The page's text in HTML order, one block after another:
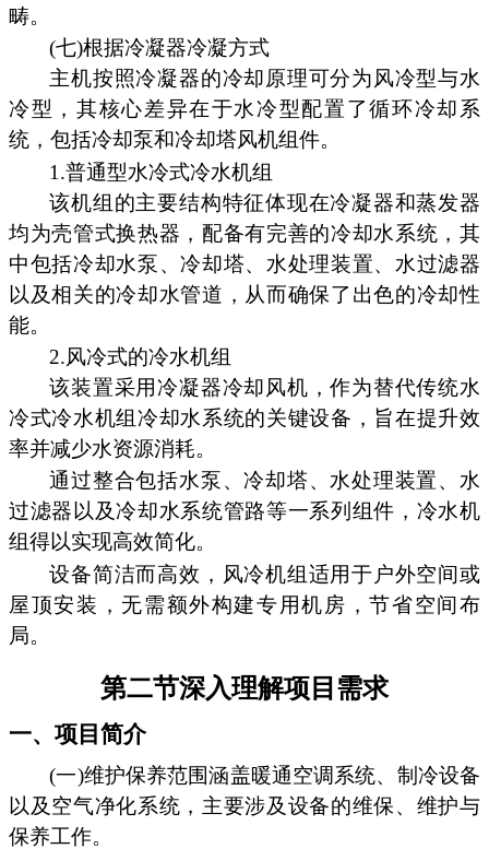
畴。
(七)根据冷凝器冷凝方式
主机按照冷凝器的冷却原理可分为风冷型与水
冷型，其核心差异在于水冷型配置了循环冷却系
统，包括冷却泵和冷却塔风机组件。
1.普通型水冷式冷水机组
该机组的主要结构特征体现在冷凝器和蒸发器
均为壳管式换热器，配备有完善的冷却水系统，其
中包括冷却水泵、冷却塔、水处理装置、水过滤器
以及相关的冷却水管道，从而确保了出色的冷却性
能。
2.风冷式的冷水机组
该装置采用冷凝器冷却风机，作为替代传统水
冷式冷水机组冷却水系统的关键设备，旨在提升效
率并减少水资源消耗。
通过整合包括水泵、冷却塔、水处理装置、水
过滤器以及冷却水系统管路等一系列组件，冷水机
组得以实现高效简化。
设备简洁而高效，风冷机组适用于户外空间或
屋顶安装，无需额外构建专用机房，节省空间布
局。
第二节深入理解项目需求
一、项目简介
(一)维护保养范围涵盖暖通空调系统、制冷设备
以及空气净化系统，主要涉及设备的维保、维护与
保养工作。